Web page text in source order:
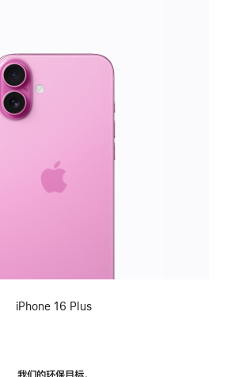
iPhone 16 Plus
我们的环保目标。